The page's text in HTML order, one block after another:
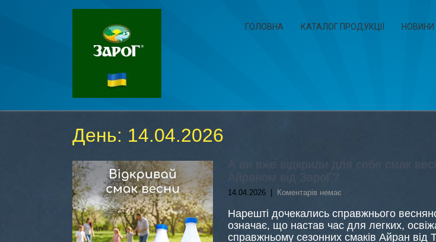
ГОЛОВНА КАТАЛОГ ПРОДУКЦІЇ НОВИНИ
День: 14.04.2026
А ви вже відкрили для себе смак
Айраном від ЗароГ?
14.04.2026 Коментарів немає
Нарешті дочекались справжнього
означає, що настав час для легких,
справжньому сезонних смаків Айран від